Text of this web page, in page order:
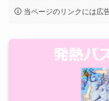
当ページのリンクには広